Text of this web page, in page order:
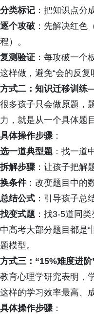
分类标记 ：把知识点
逐个攻破 ：先解决红色
程）。
复测验证 ：每攻破一个
这样做，避免“会的反
方式二：知识迁移训
很多孩子只会做原题，
力，就是从一个具体题
具体操作步骤：
选一道典型题 ：找一道
拆解步骤：让孩子把解
换条件：改变题目中的
总结公式 ：引导孩子总
找变式题 ：找3-5道同
中高考大部分题目都是
题模型。
方式三：“15%难度进
教育心理学研究表明，
这样的学习效率最高、
具体操作步骤：